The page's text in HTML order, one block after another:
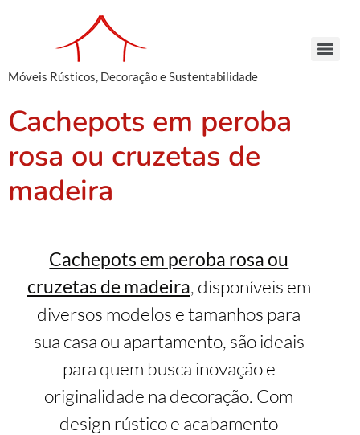
Móveis Rústicos, Decoração e Sustentabilidade
Cachepots em peroba
rosa ou cruzetas de
madeira
Cachepots em peroba rosa ou
cruzetas de madeira, disponíveis em
diversos modelos e tamanhos para
sua casa ou apartamento, são ideais
para quem busca inovação e
originalidade na decoração. Com
design rústico e acabamento